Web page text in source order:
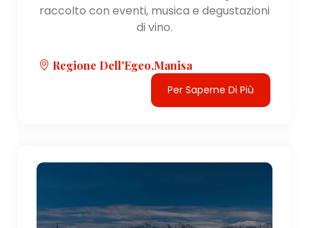
Dalaman e Milas-Bodrum. La regione è inoltre servita
da una rete di autostrade e ferrovie, che facilitano i
della Turchia.
anche nota per i suoi paesaggi montuosi, tra cui i
attività all'aperto come escursionismo, vela e sport
raccolto con eventi, musica e degustazioni
di vino.
Regione Dell'Egeo,Manisa
Per Saperne Di Più